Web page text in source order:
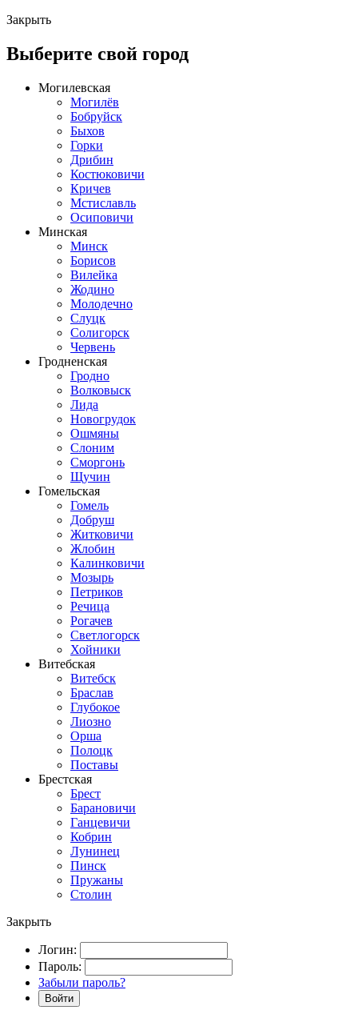
Закрыть
Выберите свой город
Могилевская
Могилёв
Бобруйск
Быхов
Горки
Дрибин
Костюковичи
Кричев
Мстиславль
Осиповичи
Минская
Минск
Борисов
Вилейка
Жодино
Молодечно
Слуцк
Солигорск
Червень
Гродненская
Гродно
Волковыск
Лида
Новогрудок
Ошмяны
Слоним
Сморгонь
Щучин
Гомельская
Гомель
Добруш
Житковичи
Жлобин
Калинковичи
Мозырь
Петриков
Речица
Рогачев
Светлогорск
Хойники
Витебская
Витебск
Браслав
Глубокое
Лиозно
Орша
Полоцк
Поставы
Брестская
Брест
Барановичи
Ганцевичи
Кобрин
Лунинец
Пинск
Пружаны
Столин
Закрыть
Логин:
Пароль:
Забыли пароль?
Войти